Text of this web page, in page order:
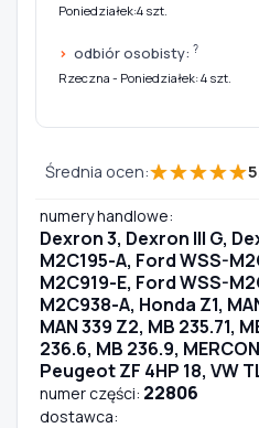
Poniedziałek:4 szt.
odbiór osobisty: ?
Rzeczna - Poniedziałek: 4 szt.
Średnia ocen:★★★★★5
numery handlowe:
Dexron 3, Dexron III G,
M2C195-A, Ford WSS-
M2C919-E, Ford WSS-
M2C938-A, Honda Z1,
MAN 339 Z2, MB 235.71,
236.6, MB 236.9,
Peugeot ZF 4HP 18, VW
numer części: 22806
dostawca: